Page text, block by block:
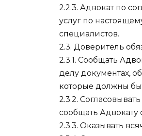
2.2.3. Адвокат по
услуг по
специалистов.
2.3. Доверитель
2.3.1. Сообщать
делу документах,
которые должны
2.3.2.
сообщать Адвокату
2.3.3. Оказывать